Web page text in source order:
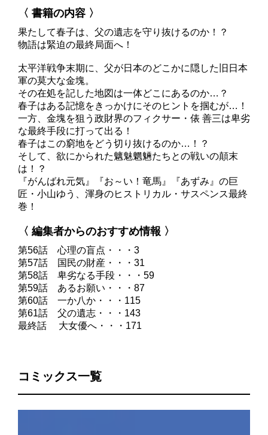
〈 書籍の内容 〉
果たして春子は、父の遺志を守り抜けるのか！？
物語は緊迫の最終局面へ！
太平洋戦争末期に、父が日本のどこかに隠した旧日本
軍の莫大な金塊。
その在処を記した地図は一体どこにあるのか…？
春子はある記憶をきっかけにそのヒントを掴むが…！
一方、金塊を狙う政財界のフィクサー・俵 善三は卑劣
な最終手段に打って出る！
春子はこの窮地をどう切り抜けるのか…！？
そして、欲にかられた魑魅魍魎たちとの戦いの顛末
は！？
『がんばれ元気』『お～い！竜馬』『あずみ』の巨
匠・小山ゆう、渾身のヒストリカル・サスペンス最終
巻！
〈 編集者からのおすすめ情報 〉
第56話 心理の盲点・・・3
第57話 国民の財産・・・31
第58話 卑劣なる手段・・・59
第59話 あるお願い・・・87
第60話 一か八か・・・115
第61話 父の遺志・・・143
最終話 大女優へ・・・171
コミックス一覧